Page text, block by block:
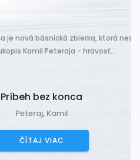
básnická zbierka, ktorá nesie
Peteraja - hravosť...
bez konca
Kamil
VIAC